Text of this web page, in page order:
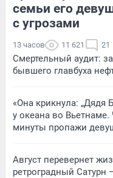
семьи его
с угрозами
13 часов 11 621 21
Смертельный аудит:
бывшего главбуха
«Она крикнула: „Дядя
у океана во
минуты пропажи
Август перевернет
ретроградный Сатурн